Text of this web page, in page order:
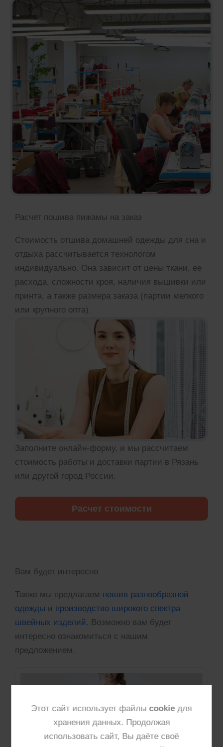
Расчет пошива пижамы на заказ
Стоимость отшива домашней одежды для сна и
отдыха рассчитывается технологом
индивидуально. Она зависит от цены ткани, ее
расхода, сложности кроя, наличия вышивки или
принта, а также размера заказа (партии мелкого
или крупного опта).
Заполните онлайн-форму, и мы рассчитаем
стоимость работы и доставки партии в Рязань
или другой город России.
Расчет стоимости
Вам будет интересно
Также мы предлагаем пошив разнообразной
одежды и производство широкого спектра
швейных изделий . Возможно вам будет
интересно ознакомиться с нашим
предложением.
Этот сайт использует файлы cookieдля
хранения данных. Продолжая
использовать сайт, Вы даёте своё